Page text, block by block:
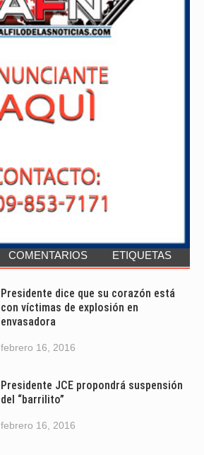
COMENTARIOS ETIQUETAS
Presidente dice que su corazón está
con víctimas de explosión en
envasadora
febrero 16, 2016
Presidente JCE propondrá suspensión
del “barrilito”
febrero 16, 2016